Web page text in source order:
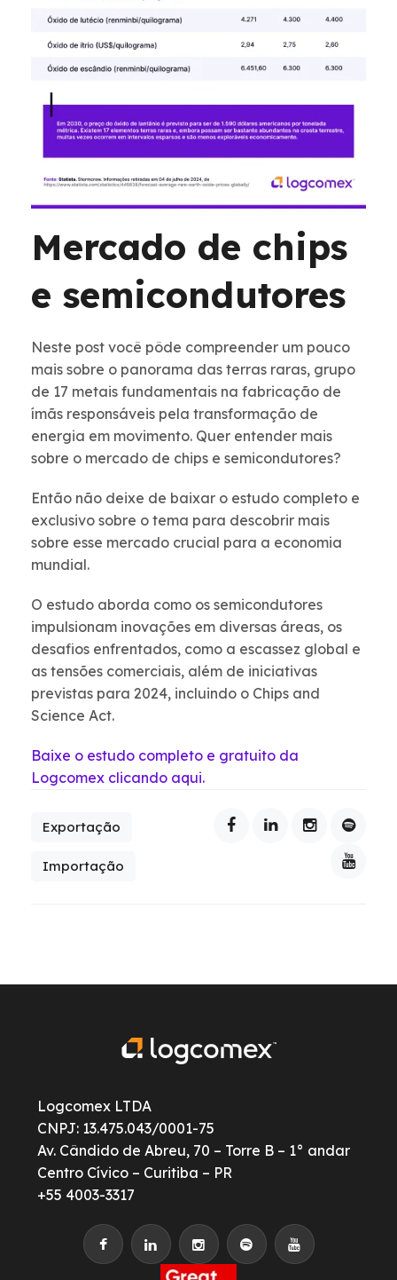
Mercado de chips
e semicondutores
Neste post você pôde compreender um pouco
mais sobre o panorama das terras raras, grupo
de 17 metais fundamentais na fabricação de
ímãs responsáveis pela transformação de
energia em movimento. Quer entender mais
sobre o mercado de chips e semicondutores?
Então não deixe de baixar o estudo completo e
exclusivo sobre o tema para descobrir mais
sobre esse mercado crucial para a economia
mundial.
O estudo aborda como os semicondutores
impulsionam inovações em diversas áreas, os
desafios enfrentados, como a escassez global e
as tensões comerciais, além de iniciativas
previstas para 2024, incluindo o Chips and
Science Act.
Baixe o estudo completo e gratuito da
Logcomex clicando aqui.
Exportação
Importação
Logcomex LTDA
CNPJ: 13.475.043/0001-75
Av. Cândido de Abreu, 70 – Torre B – 1° andar
Centro Cívico – Curitiba – PR
+55 4003-3317